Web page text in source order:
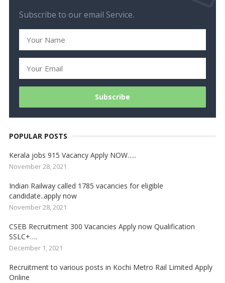
Subscribe to our email Service.
POPULAR POSTS
Kerala jobs 915 Vacancy Apply NOW…..
November 28, 2021
Indian Railway called 1785 vacancies for eligible
candidate..apply now
November 28, 2021
CSEB Recruitment 300 Vacancies Apply now Qualification
SSLC+….
December 1, 2021
Recruitment to various posts in Kochi Metro Rail Limited Apply
Online